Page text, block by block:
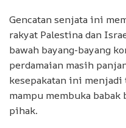
Gencatan senjata ini
rakyat Palestina dan
bawah bayang-bayang
perdamaian masih
kesepakatan ini
mampu membuka
pihak.